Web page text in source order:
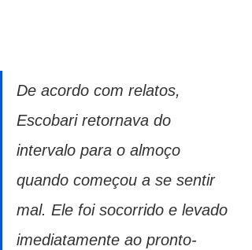
De acordo com relatos,
Escobari retornava do
intervalo para o almoço
quando começou a se sentir
mal. Ele foi socorrido e levado
imediatamente ao pronto-